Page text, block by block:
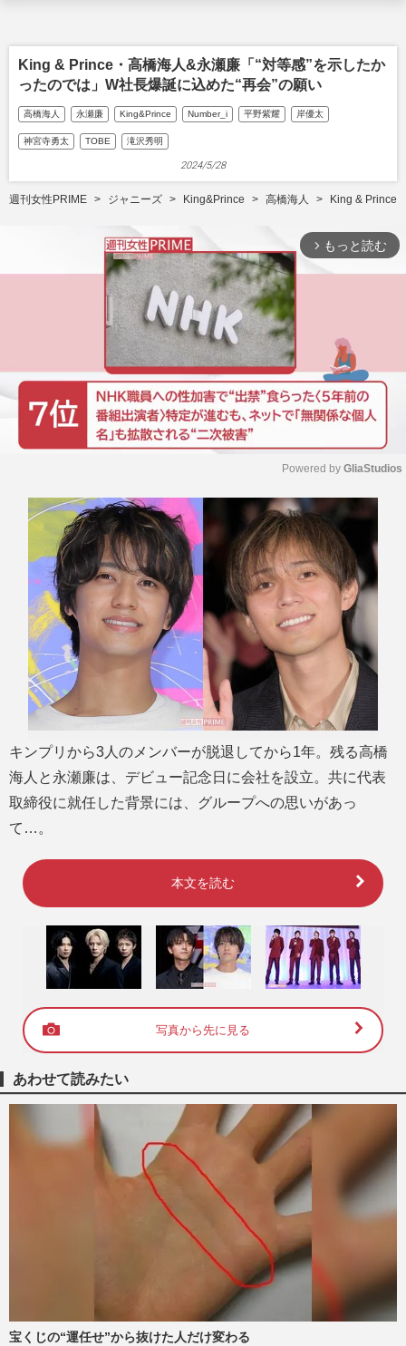
King & Prince・高橋海人&永瀬廉「“対等感”を示したか
ったのでは」W社長爆誕に込めた“再会”の願い
高橋海人 永瀬廉 King&Prince Number_i 平野紫耀 岸優太
神宮寺勇太 TOBE 滝沢秀明
2024/5/28
週刊女性PRIME ジャニーズ King&Prince 高橋海人 King & Prince
arrow_forward_ios もっと読む
t
e
Powered by GliaStudios
キンプリから3人のメンバーが脱退してから1年。残る高橋
海人と永瀬廉は、デビュー記念日に会社を設立。共に代表
取締役に就任した背景には、グループへの思いがあっ
て…。
本文を読む
写真から先に見る
あわせて読みたい
宝くじの“運任せ”から抜けた人だけ変わる